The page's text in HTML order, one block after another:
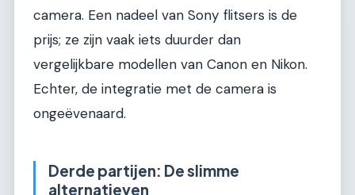
camera. Een nadeel van Sony flitsers is de
prijs; ze zijn vaak iets duurder dan
vergelijkbare modellen van Canon en Nikon.
Echter, de integratie met de camera is
ongeëvenaard.
Derde partijen: De slimme
alternatieven